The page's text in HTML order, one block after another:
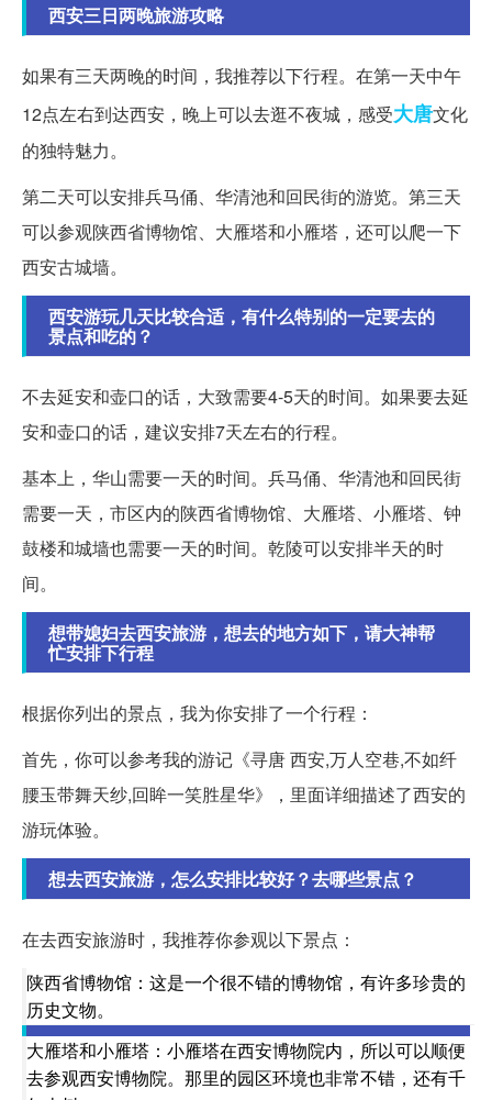
西安三日两晚旅游攻略
如果有三天两晚的时间，我推荐以下行程。在第一天中午
12点左右到达西安，晚上可以去逛不夜城，感受大唐文化
的独特魅力。
第二天可以安排兵马俑、华清池和回民街的游览。第三天
可以参观陕西省博物馆、大雁塔和小雁塔，还可以爬一下
西安古城墙。
西安游玩几天比较合适，有什么特别的一定要去的
景点和吃的？
不去延安和壶口的话，大致需要4-5天的时间。如果要去延
安和壶口的话，建议安排7天左右的行程。
基本上，华山需要一天的时间。兵马俑、华清池和回民街
需要一天，市区内的陕西省博物馆、大雁塔、小雁塔、钟
鼓楼和城墙也需要一天的时间。乾陵可以安排半天的时
间。
想带媳妇去西安旅游，想去的地方如下，请大神帮
忙安排下行程
根据你列出的景点，我为你安排了一个行程：
首先，你可以参考我的游记《寻唐 西安,万人空巷,不如纤
腰玉带舞天纱,回眸一笑胜星华》，里面详细描述了西安的
游玩体验。
想去西安旅游，怎么安排比较好？去哪些景点？
在去西安旅游时，我推荐你参观以下景点：
陕西省博物馆：这是一个很不错的博物馆，有许多珍贵的
历史文物。
大雁塔和小雁塔：小雁塔在西安博物院内，所以可以顺便
去参观西安博物院。那里的园区环境也非常不错，还有千